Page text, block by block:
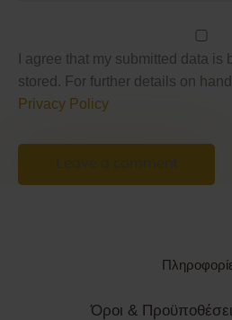
I agree that my submitted data is
stored. For further details on
Privacy Policy
Όροι &